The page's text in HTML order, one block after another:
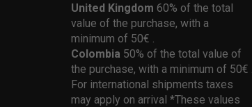
United Kingdom 60% of the total
value of the purchase, with a
minimum of 50€ .
Colombia 50% of the total value of
the purchase, with a minimum of 50€ .
For international shipments taxes
may apply on arrival *These values